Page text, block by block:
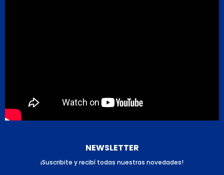
NEWSLETTER
¡Suscribite y recibí todas nuestras novedades!